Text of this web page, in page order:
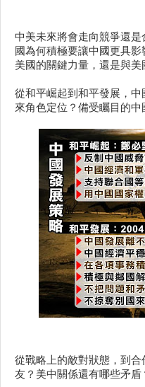
中美未來將會走向競爭還
國為何積極要讓中國更具
美國的關鍵力量，還是與
從和平崛起到和平發展，
來角色定位？備受矚目的中
從戰略上的敵對狀態，到
友？美中關係還有哪些矛盾